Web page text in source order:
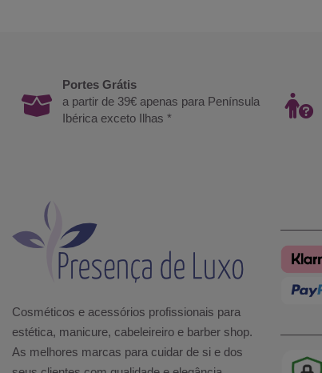
Portes Grátis
a partir de 39€ apenas para Península
Ibérica exceto Ilhas *
Cosméticos e acessórios profissionais para
estética, manicure, cabeleireiro e barber shop.
As melhores marcas para cuidar de si e dos